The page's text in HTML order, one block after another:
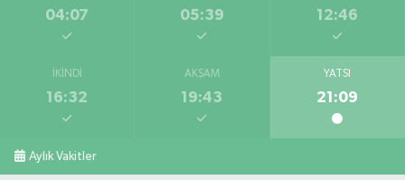
04:07 05:39 12:46
İKINDI
16:32
AKŞAM
19:43
YATSI
21:09
Aylık Vakitler